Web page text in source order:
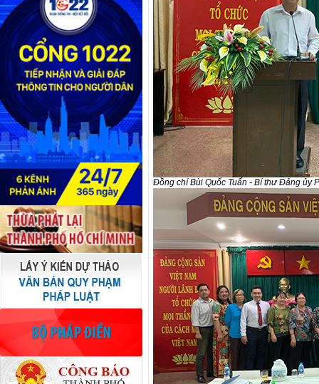
Đồng chí Bùi Quốc Tuấn - Bí thư Đảng ủy